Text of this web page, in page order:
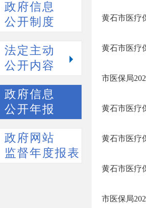
政府信息
公开制度
法定主动
公开内容
政府信息
公开年报
政府网站
监督年度报表
黄石市医疗
黄石市医疗
市医保局
黄石市医疗
黄石市医疗
黄石市医疗
市医保局